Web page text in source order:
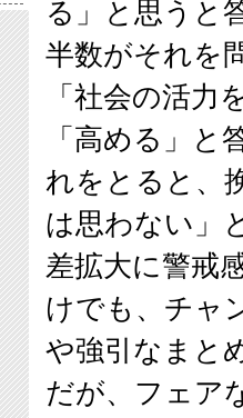
る」と思うと
半数がそれを
「社会の活
「高める」
れをとると、
は思わない」
差拡大に警戒
けでも、チャ
や強引なまと
だが、フェア